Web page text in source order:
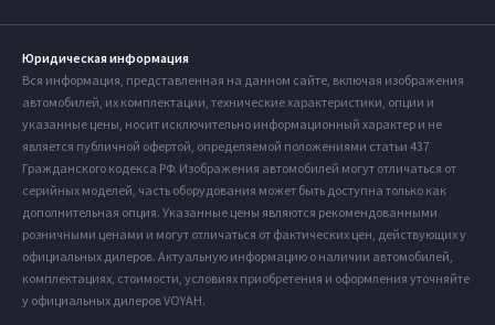
Юридическая информация
Вся информация, представленная на данном сайте, включая изображения
автомобилей, их комплектации, технические характеристики, опции и
указанные цены, носит исключительно информационный характер и не
является публичной офертой, определяемой положениями статьи 437
Гражданского кодекса РФ. Изображения автомобилей могут отличаться от
серийных моделей, часть оборудования может быть доступна только как
дополнительная опция. Указанные цены являются рекомендованными
розничными ценами и могут отличаться от фактических цен, действующих у
официальных дилеров. Актуальную информацию о наличии автомобилей,
комплектациях, стоимости, условиях приобретения и оформления уточняйте
у официальных дилеров VOYAH.